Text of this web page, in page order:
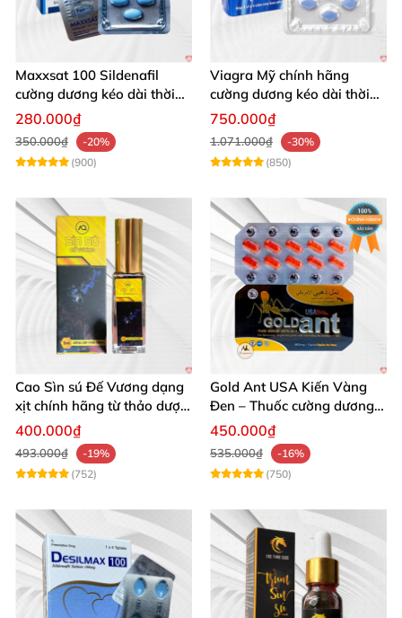
Maxxsat 100 Sildenafil
cường dương kéo dài thời
gian cho nam
280.000₫
350.000₫
-20%
(900)
Viagra Mỹ chính hãng
cường dương kéo dài thời
gian nhập khẩu
750.000₫
1.071.000₫
-30%
(850)
Cao Sìn sú Đế Vương dạng
xịt chính hãng từ thảo dược
Ê Đê Việt Nam
400.000₫
493.000₫
-19%
(752)
Gold Ant USA Kiến Vàng
Đen – Thuốc cường dương
tăng sinh lý nam mạnh
450.000₫
535.000₫
-16%
(750)